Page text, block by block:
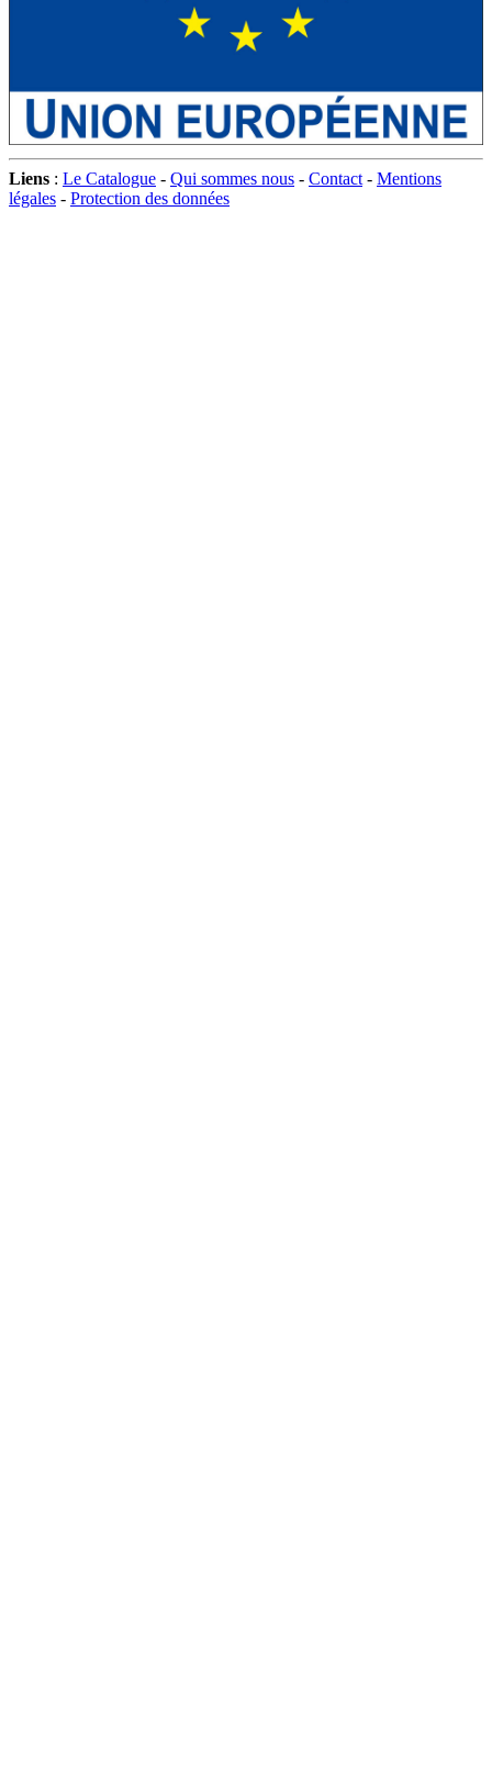
Liens : Le Catalogue - Qui sommes nous - Contact - Mentions
légales - Protection des données